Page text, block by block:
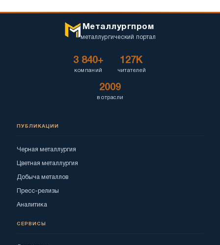
Металлургпром
металлургический портал
3 840+
компаний
127K
читателей
2009
в отрасли
ПУБЛИКАЦИИ
Черная металлургия
Цветная металлургия
Добыча металлов
Пресс-релизы
Аналитика
СЕРВИСЫ